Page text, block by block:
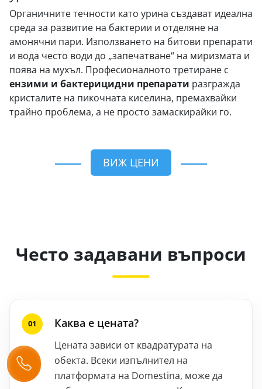
Органичните течности като урина създават идеална
среда за развитие на бактерии и отделяне на
амонячни пари. Използването на битови препарати
и вода често води до „запечатване“ на миризмата и
поява на мухъл. Професионалното третиране с
ензими и бактерицидни препарати разгражда
кристалите на пикочната киселина, премахвайки
трайно проблема, а не просто замаскирайки го.
ВИЖ ЦЕНИ
Често задавани въпроси
Каква е цената?
Цената зависи от квадратурата на
обекта. Всеки изпълнител на
платформата на Domestina, може да